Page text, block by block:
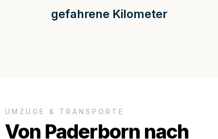
gefahrene Kilometer
UMZÜGE & TRANSPORTE
Von Paderborn nach